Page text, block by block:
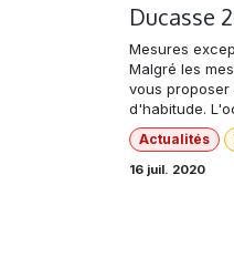
Ducasse
Mesures
Malgré les
vous
d'habitude.
Actualités
16 juil. 2020